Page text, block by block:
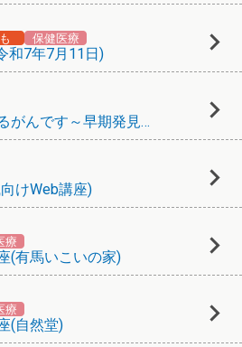
保健医療
和7年7月11日)
子宮頸がんは予防ができるがんです～早期発見と治療～(市民公開講座)
けWeb講座)
療
(有馬いこいの家)
療
(自然堂)